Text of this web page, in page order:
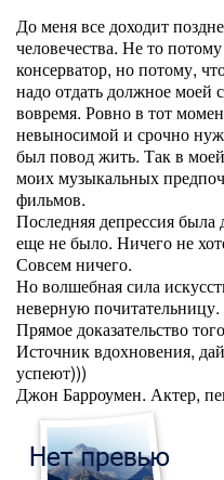
До меня все доходит
человечества. Не то
консерватор, но потому,
надо отдать должное моей
вовремя. Ровно в тот
невыносимой и срочно
был повод жить. Так в
моих музыкальных
фильмов.
Последняя депрессия
еще не было. Ничего не
Совсем ничего.
Но волшебная сила
неверную
Прямое доказательство
Источник вдохновения,
успеют)))
Джон Барроумен. Актер,